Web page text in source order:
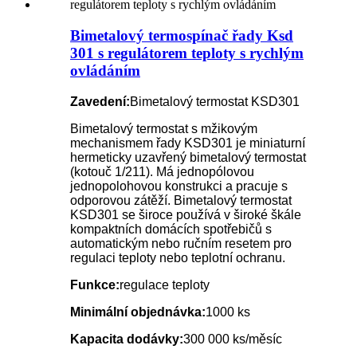
Bimetalový termospínač řady Ksd
301 s regulátorem teploty s rychlým
ovládáním
Zavedení:Bimetalový termostat KSD301
Bimetalový termostat s mžikovým
mechanismem řady KSD301 je miniaturní
hermeticky uzavřený bimetalový termostat
(kotouč 1/211). Má jednopólovou
jednopolohovou konstrukci a pracuje s
odporovou zátěží. Bimetalový termostat
KSD301 se široce používá v široké škále
kompaktních domácích spotřebičů s
automatickým nebo ručním resetem pro
regulaci teploty nebo teplotní ochranu.
Funkce:regulace teploty
Minimální objednávka:1000 ks
Kapacita dodávky:300 000 ks/měsíc